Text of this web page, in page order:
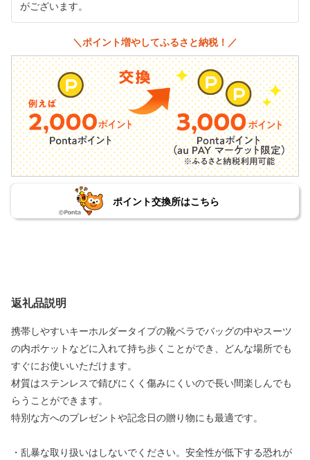
がございます。
＼ポイント増やしてふるさと納税！／
ポイント交換所はこちら
返礼品説明
携帯しやすいキーホルダータイプの靴ベラでバッグの中やスーツ
の内ポケットなどに入れて持ち歩くことができ、どんな場所でも
すぐにお使いいただけます。
材質はステンレスで錆びにくく傷みにくいので長い間楽しんでも
らうことができます。
特別な方へのプレゼントや記念日の贈り物にも最適です。
・乱暴な取り扱いはしないでください。安全性が低下する恐れが